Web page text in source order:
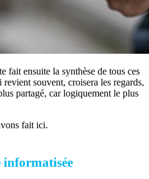
fait ensuite la synthèse de tous ces
souvent, croisera les regards,
partagé, car logiquement le plus
fait ici.
informatisée